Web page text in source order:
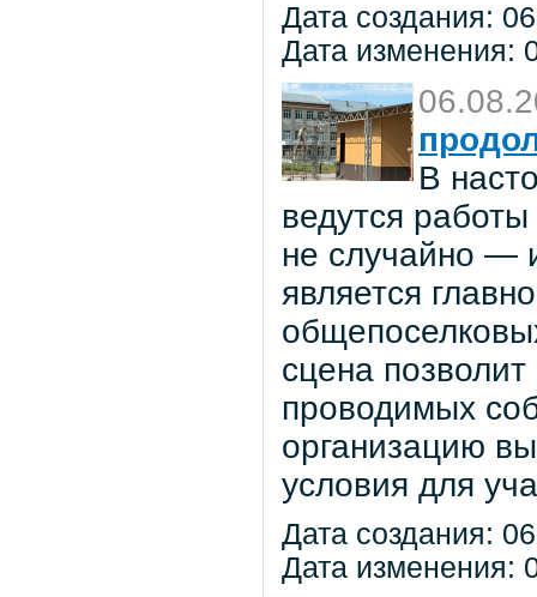
Дата создания:
Дата изменения:
В
ведутся
не случайно —
является
сцена
проводимых
организацию
условия для
Дата создания:
Дата изменения: